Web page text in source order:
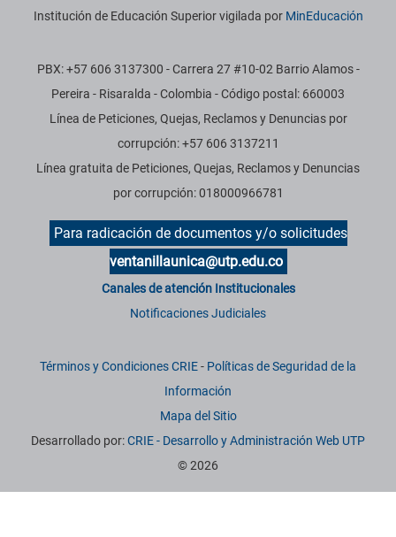
Institución de Educación Superior vigilada por MinEducación
PBX: +57 606 3137300 - Carrera 27 #10-02 Barrio Alamos -
Pereira - Risaralda - Colombia - Código postal: 660003
Línea de Peticiones, Quejas, Reclamos y Denuncias por
corrupción: +57 606 3137211
Línea gratuita de Peticiones, Quejas, Reclamos y Denuncias
por corrupción: 018000966781
Para radicación de documentos y/o solicitudes
ventanillaunica@utp.edu.co
Canales de atención Institucionales
Notificaciones Judiciales
Términos y Condiciones CRIE- Políticas de Seguridad de la
Información
Mapa del Sitio
Desarrollado por:CRIE - Desarrollo y Administración Web UTP
© 2026